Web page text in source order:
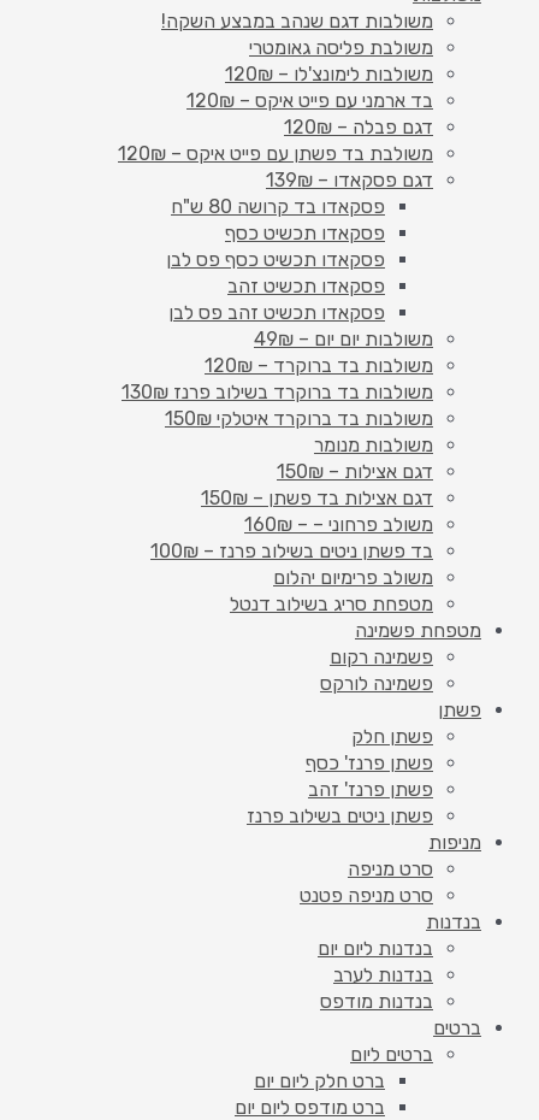
משולבות דגם שנהב במבצע השקה!
משולבת פליסה גאומטרי
משולבות לימונצ'לו – 120₪
בד ארמני עם פייט איקס – 120₪
דגם פבלה – 120₪
משולבת בד פשתן עם פייט איקס – 120₪
דגם פסקאדו – 139₪
פסקאדו בד קרושה 80 ש"ח
פסקאדו תכשיט כסף
פסקאדו תכשיט כסף פס לבן
פסקאדו תכשיט זהב
פסקאדו תכשיט זהב פס לבן
משולבות יום יום – 49₪
משולבות בד ברוקרד – 120₪
משולבות בד ברוקרד בשילוב פרנז 130₪
משולבות בד ברוקרד איטלקי 150₪
משולבות מנומר
דגם אצילות – 150₪
דגם אצילות בד פשתן – 150₪
משולב פרחוני – – 160₪
בד פשתן ניטים בשילוב פרנז – 100₪
משולב פרימיום יהלום
מטפחת סריג בשילוב דנטל
מטפחת פשמינה
פשמינה רקום
פשמינה לורקס
פשתן
פשתן חלק
פשתן פרנז' כסף
פשתן פרנז' זהב
פשתן ניטים בשילוב פרנז
מניפות
סרט מניפה
סרט מניפה פטנט
בנדנות
בנדנות ליום יום
בנדנות לערב
בנדנות מודפס
ברטים
ברטים ליום
ברט חלק ליום יום
ברט מודפס ליום יום